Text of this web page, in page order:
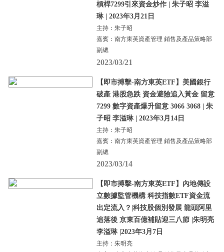
槓桿7299引來資金炒作 | 朱子昭 李溢
琳 | 2023年3月21日
主持：朱子昭
嘉賓：南方東英資產管理 銷售及產品策略部
副總
2023/03/21
【即市搏擊-南方東英ETF】美國銀行
破產 港股急跌 資金避險追入黃金 留意
7299 數字資產爆升留意 3066 3068 | 朱
子昭 李溢琳 | 2023年3月14日
主持：朱子昭
嘉賓：南方東英資產管理 銷售及產品策略部
副總
2023/03/14
【即市搏擊-南方東英ETF】內地傳設
立數據監管機構 科技指數ETF資金流
出定流入？|科技股個別發展 龍頭阿里
追落後 京東百億補貼迎三八節 |朱明亮
李溢琳 |2023年3月7日
主持：朱明亮